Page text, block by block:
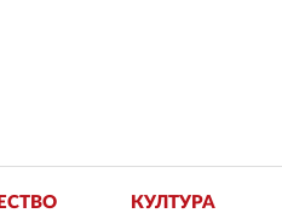
КУЛТУРА